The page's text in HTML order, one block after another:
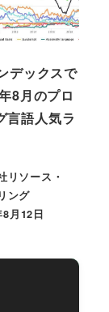
デックスで
8月のプロ
言語人気ラ
リソース・
ング
月12日